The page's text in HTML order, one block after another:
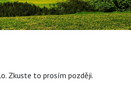
Zkuste to prosím později.